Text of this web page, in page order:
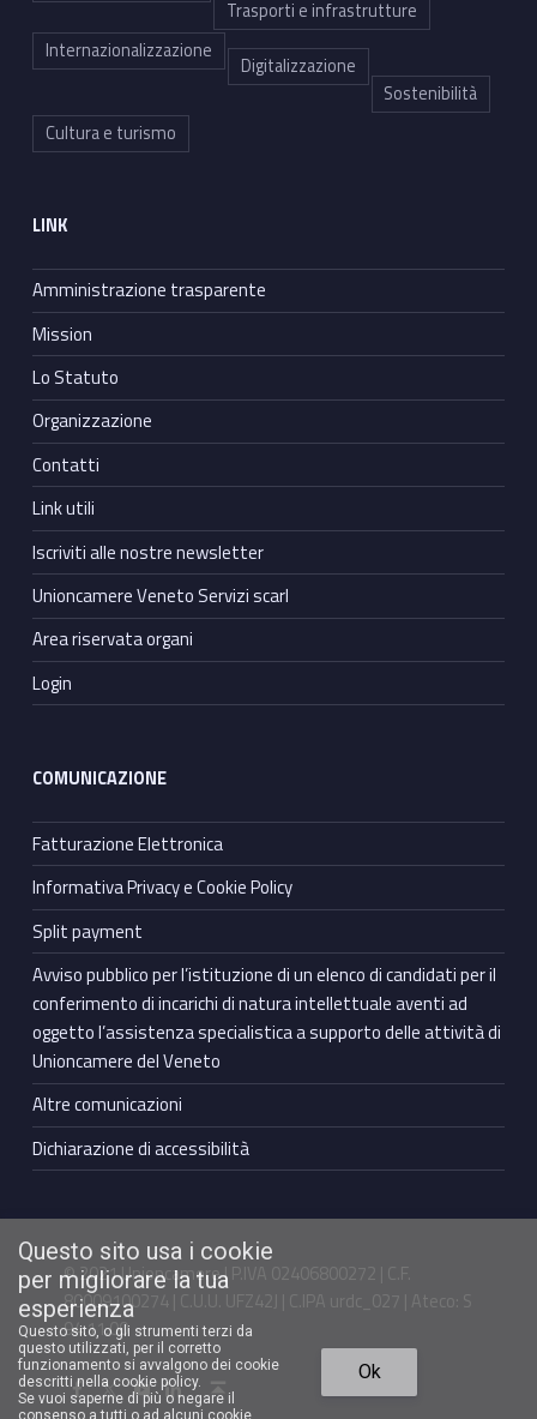
Trasporti e infrastrutture
Internazionalizzazione
Digitalizzazione
Sostenibilità
Cultura e turismo
LINK
Amministrazione trasparente
Mission
Lo Statuto
Organizzazione
Contatti
Link utili
Iscriviti alle nostre newsletter
Unioncamere Veneto Servizi scarl
Area riservata organi
Login
COMUNICAZIONE
Fatturazione Elettronica
Informativa Privacy e Cookie Policy
Split payment
Avviso pubblico per l’istituzione di un elenco di candidati per il
conferimento di incarichi di natura intellettuale aventi ad
oggetto l’assistenza specialistica a supporto delle attività di
Unioncamere del Veneto
Altre comunicazioni
Dichiarazione di accessibilità
© 2021 Unioncamere | P.IVA 02406800272 | C.F.
80009100274 | C.U.U. UFZ42J | C.IPA urdc_027 | Ateco: S
94.11.00
Facebook Unioncamere VenetoTwitter Unioncamere VenetoYoutube Unioncamere VenetoLinkedin Unioncamere Veneto Torna in cima ↑
Questo sito usa i cookie
per migliorare la tua
esperienza
Questo sito, o gli strumenti terzi da
questo utilizzati, per il corretto
funzionamento si avvalgono dei cookie
descritti nella cookie policy.
Se vuoi saperne di più o negare il
consenso a tutti o ad alcuni cookie,
Ok